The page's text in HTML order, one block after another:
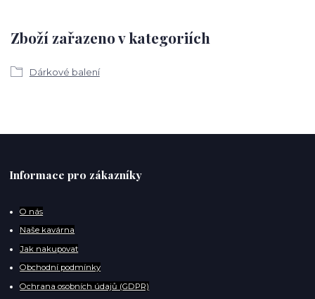
Zboží zařazeno v kategoriích
Dárkové balení
Informace pro zákazníky
O nás
Naše kavárna
Jak nakupovat
Obchodní podmínky
Ochrana osobních údajů (GDPR)